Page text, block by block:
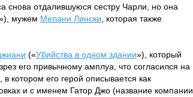
снова отдалившуюся сестру Чарли, но она
мужем Мелани Лински , которая также
(«Убийства в одном здании»), который
его привычному амплуа, что согласился на
котором его герой описывается как
и с именем Гатор Джо (название компании